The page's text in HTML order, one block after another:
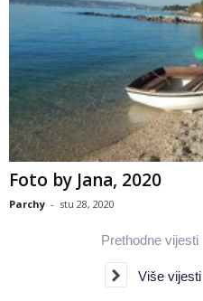
Foto by Jana, 2020
Parchy - stu 28, 2020
Prethodne vijesti
Više vijesti